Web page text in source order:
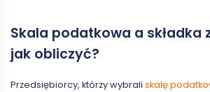
Skala podatkowa a składka
jak obliczyć?
Przedsiębiorcy, którzy wybrali skalę